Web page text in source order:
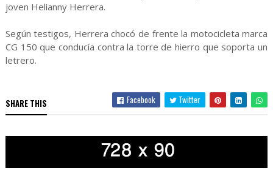
joven Helianny Herrera.
Según testigos, Herrera chocó de frente la motocicleta marca
CG 150 que conducía contra la torre de hierro que soporta un
letrero.
SHARE THIS Facebook Twitter